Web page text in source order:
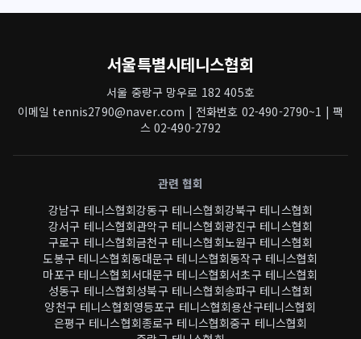
서울특별시테니스협회
서울 중랑구 망우로 182 405호
이메일 tennis2790@naver.com | 전화번호 02-490-2790~1 | 팩
스 02-490-2792
관련 협회
강남구 테니스협회강동구 테니스협회강북구 테니스협회
강서구 테니스협회관악구 테니스협회광진구 테니스협회
구로구 테니스협회금천구 테니스협회노원구 테니스협회
도봉구 테니스협회동대문구 테니스협회동작구 테니스협회
마포구 테니스협회서대문구 테니스협회서초구 테니스협회
성동구 테니스협회성북구 테니스협회송파구 테니스협회
양천구 테니스협회영등포구 테니스협회용산구테니스협회
은평구 테니스협회종로구 테니스협회중구 테니스협회